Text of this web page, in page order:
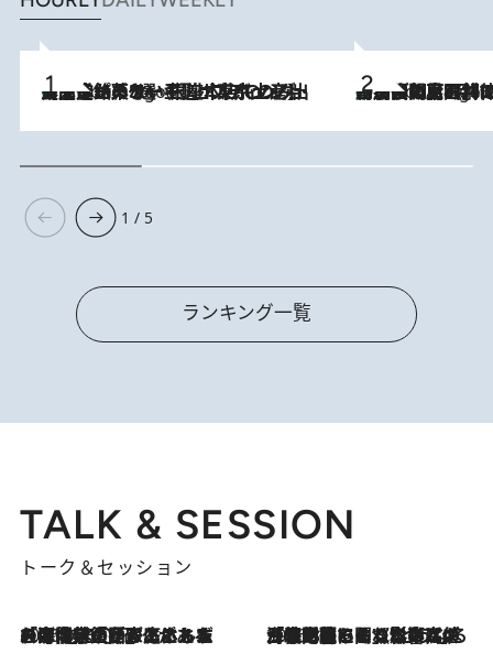
7 Hours Ago
【間違いのない王道・東京土産】資生堂パーラー 銀座本店でのみ出会える銘菓5選《極上プディング・濃厚チーズケーキ・ボンボンショコラほか》 7 Hours Ago
「最後に見られてよかった」上野動物園の東園パンダ舎が解体前に特別公開。8月16日まで延長されたパネル展と共に辿る“半世紀”のパンダ飼育《解体工事の図面あり》
1 / 5
ランキング一覧
TALK & SESSION
トーク＆セッション
2026.8.3
「今後値上げがあるとすれば…」「リスクがあるのは今年の冬」エネルギー専門家が語る、ホルムズ海峡封鎖が家庭にもたらす“ある心配” 2026.8.3
「住宅建てられない…」「サーチャージ料の高値が続いている」ホルムズ海峡封鎖による影響はいつまで続く？《エネルギー専門家に聞く“どうなる日本の暮らし”》